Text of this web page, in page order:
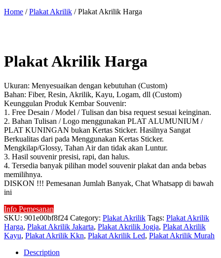
Home /Plakat Akrilik / Plakat Akrilik Harga
Plakat Akrilik Harga
Ukuran: Menyesuaikan dengan kebutuhan (Custom)
Bahan: Fiber, Resin, Akrilik, Kayu, Logam, dll (Custom)
Keunggulan Produk Kembar Souvenir:
1. Free Desain / Model / Tulisan dan bisa request sesuai keinginan.
2. Bahan Tulisan / Logo menggunakan PLAT ALUMUNIUM /
PLAT KUNINGAN bukan Kertas Sticker. Hasilnya Sangat
Berkualitas dari pada Menggunakan Kertas Sticker.
Mengkilap/Glossy, Tahan Air dan tidak akan Luntur.
3. Hasil souvenir presisi, rapi, dan halus.
4. Tersedia banyak pilihan model souvenir plakat dan anda bebas
memilihnya.
DISKON !!! Pemesanan Jumlah Banyak, Chat Whatsapp di bawah
ini
Info Pemesanan
SKU: 901e00bf8f24 Category: Plakat Akrilik Tags: Plakat Akrilik
Harga, Plakat Akrilik Jakarta, Plakat Akrilik Jogja, Plakat Akrilik
Kayu, Plakat Akrilik Kkn, Plakat Akrilik Led, Plakat Akrilik Murah
Description